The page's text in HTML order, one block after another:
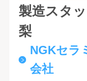
製造スタ
梨
NGKセラ
会社